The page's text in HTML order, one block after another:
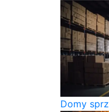
Domy